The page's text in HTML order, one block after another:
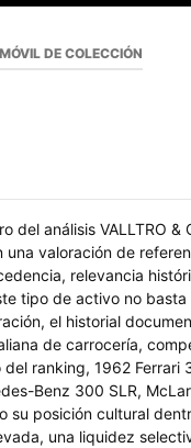
DE COLECCIÓN
análisis VALLTRO &
valoración de
relevancia
tipo de activo no
el historial
de carrocería,
ranking, 1962
Benz 300 SLR,
posición cultural
una liquidez